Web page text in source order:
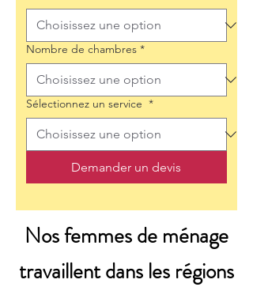
Nombre de chambres *
Sélectionnez un service *
Demander un devis
Nos femmes de ménage
travaillent dans les régions